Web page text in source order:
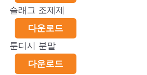
슬래그 조제제
다운로드
툰디시 분말
다운로드